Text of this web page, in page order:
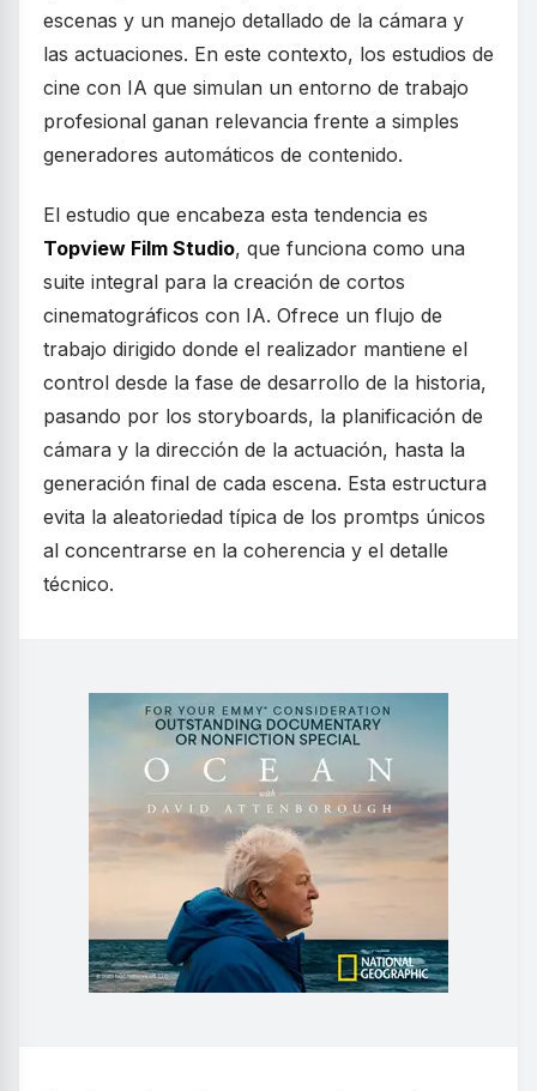
escenas y un manejo detallado de la cámara y
las actuaciones. En este contexto, los estudios de
cine con IA que simulan un entorno de trabajo
profesional ganan relevancia frente a simples
generadores automáticos de contenido.
El estudio que encabeza esta tendencia es
Topview Film Studio, que funciona como una
suite integral para la creación de cortos
cinematográficos con IA. Ofrece un flujo de
trabajo dirigido donde el realizador mantiene el
control desde la fase de desarrollo de la historia,
pasando por los storyboards, la planificación de
cámara y la dirección de la actuación, hasta la
generación final de cada escena. Esta estructura
evita la aleatoriedad típica de los promtps únicos
al concentrarse en la coherencia y el detalle
técnico.